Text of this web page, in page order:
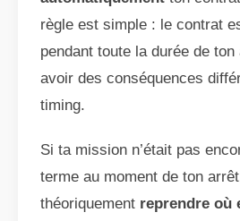
règle est simple : le contrat
pendant toute la durée de
avoir des conséquences
timing.
Si ta mission n’était pas
terme au moment de ton
théoriquement reprendre où